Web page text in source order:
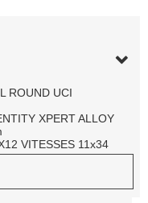
ROUND UCI
XPERT ALLOY
VITESSES 11x34
DISQUES SHIMANO